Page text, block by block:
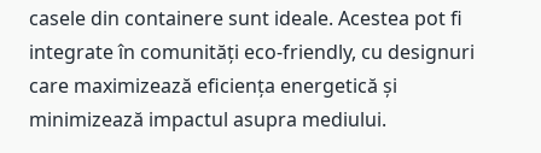
casele din containere sunt ideale. Acestea pot fi
integrate în comunități eco-friendly, cu designuri
care maximizează eficiența energetică și
minimizează impactul asupra mediului.